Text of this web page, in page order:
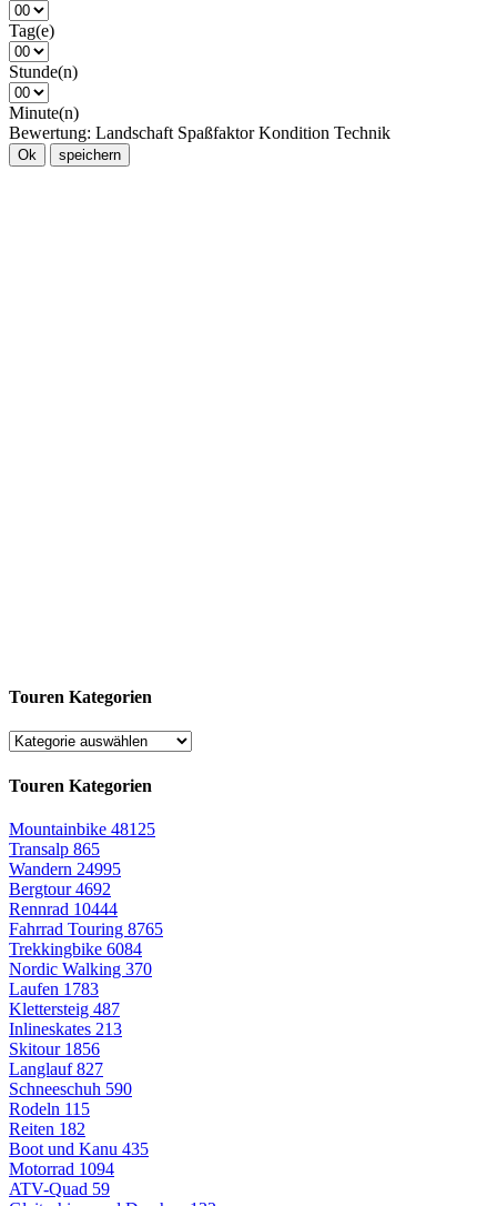
Tag(e)
Stunde(n)
Minute(n)
Bewertung: Landschaft Spaßfaktor Kondition Technik
Ok speichern
Touren Kategorien
Touren Kategorien
Mountainbike 48125
Transalp 865
Wandern 24995
Bergtour4692
Rennrad 10444
Fahrrad Touring 8765
Trekkingbike 6084
Nordic Walking 370
Laufen 1783
Klettersteig 487
Inlineskates 213
Skitour 1856
Langlauf827
Schneeschuh 590
Rodeln 115
Reiten 182
Boot und Kanu 435
Motorrad 1094
ATV-Quad 59